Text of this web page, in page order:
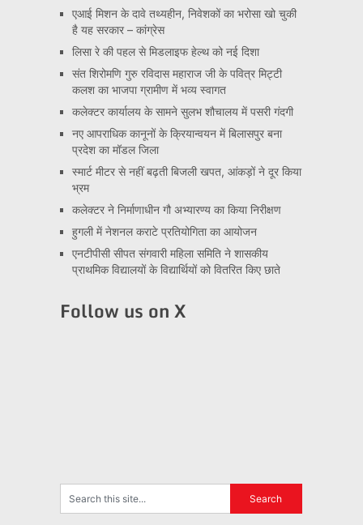
एआई मिशन के दावे तथ्यहीन, निवेशकों का भरोसा खो चुकी
है यह सरकार – कांग्रेस
लिसा रे की पहल से मिडलाइफ हेल्थ को नई दिशा
संत शिरोमणि गुरु रविदास महाराज जी के पवित्र मिट्टी
कलश का भाजपा ग्रामीण में भव्य स्वागत
कलेक्टर कार्यालय के सामने सुलभ शौचालय में पसरी गंदगी
नए आपराधिक कानूनों के क्रियान्वयन में बिलासपुर बना
प्रदेश का मॉडल जिला
स्मार्ट मीटर से नहीं बढ़ती बिजली खपत, आंकड़ों ने दूर किया
भ्रम
कलेक्टर ने निर्माणाधीन गौ अभ्यारण्य का किया निरीक्षण
हुगली में नेशनल कराटे प्रतियोगिता का आयोजन
एनटीपीसी सीपत संगवारी महिला समिति ने शासकीय
प्राथमिक विद्यालयों के विद्यार्थियों को वितरित किए छाते
Follow us on X